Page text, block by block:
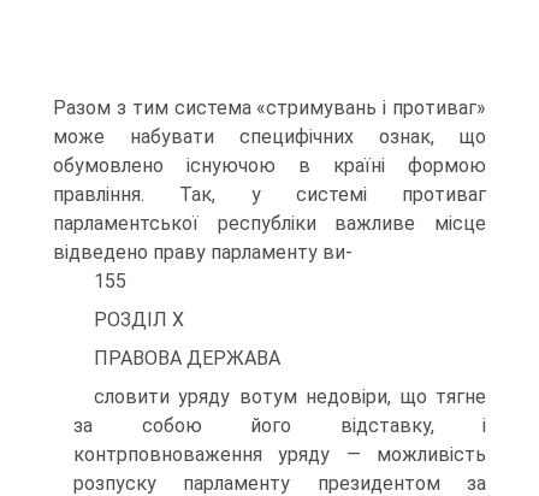
Разом з тим система «стримувань і противаг»
може набувати специфічних ознак, що
обумовлено існуючою в країні формою
правління. Так, у системі противаг
парламентської республіки важливе місце
відведено праву парламенту ви-
155
РОЗДІЛ X
ПРАВОВА ДЕРЖАВА
словити уряду вотум недовіри, що тягне
за собою його відставку, і
контрповноваження уряду — можливість
розпуску парламенту президентом за